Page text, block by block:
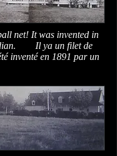
net! It was invented in
Il ya un filet de
inventé en 1891 par un